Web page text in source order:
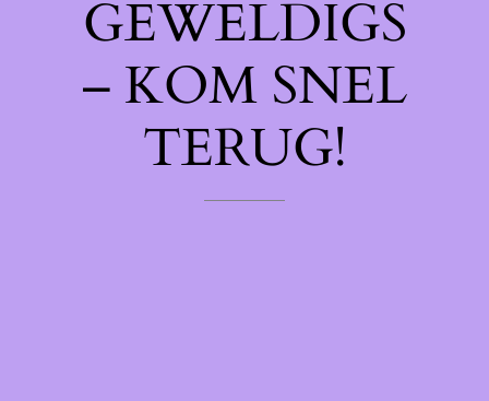
GEWELDIGS
– KOM SNEL
TERUG!